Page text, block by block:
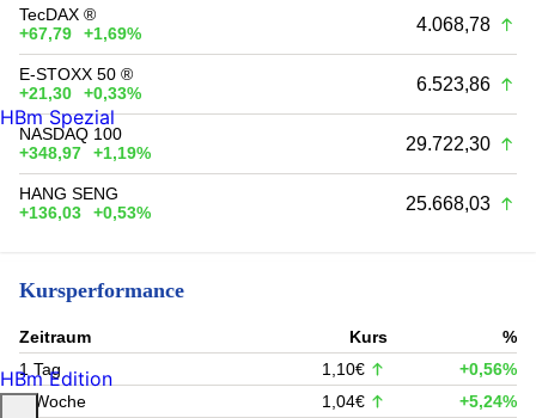
TecDAX ®
+67,79
+1,69% 4.068,78
E-STOXX 50 ®
+21,30
+0,33% 6.523,86
NASDAQ 100
+348,97
+1,19% 29.722,30
HANG SENG
+136,03
+0,53% 25.668,03
Kursperformance
Zeitraum Kurs
%
1 Tag
1,10€
+0,56%
1 Woche
1,04€
+5,24%
HBm Spezial
HBm Edition